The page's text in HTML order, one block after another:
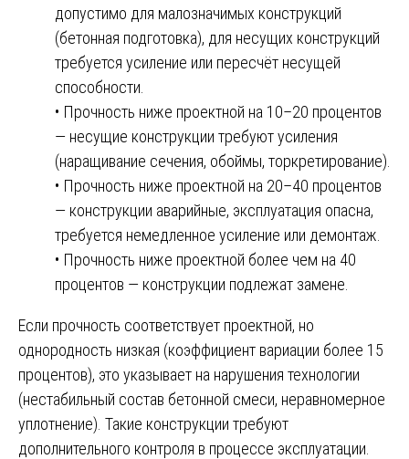
допустимо для малозначимых конструкций
(бетонная подготовка), для несущих конструкций
требуется усиление или пересчёт несущей
способности.
• Прочность ниже проектной на 10–20 процентов
— несущие конструкции требуют усиления
(наращивание сечения, обоймы, торкретирование).
• Прочность ниже проектной на 20–40 процентов
— конструкции аварийные, эксплуатация опасна,
требуется немедленное усиление или демонтаж.
• Прочность ниже проектной более чем на 40
процентов — конструкции подлежат замене.
Если прочность соответствует проектной, но
однородность низкая (коэффициент вариации более 15
процентов), это указывает на нарушения технологии
(нестабильный состав бетонной смеси, неравномерное
уплотнение). Такие конструкции требуют
дополнительного контроля в процессе эксплуатации.